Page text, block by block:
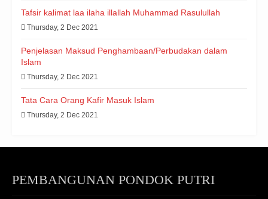
Tafsir kalimat laa ilaha illallah Muhammad Rasulullah
Thursday, 2 Dec 2021
Penjelasan Maksud Penghambaan/Perbudakan dalam
Islam
Thursday, 2 Dec 2021
Tata Cara Orang Kafir Masuk Islam
Thursday, 2 Dec 2021
PEMBANGUNAN PONDOK PUTRI